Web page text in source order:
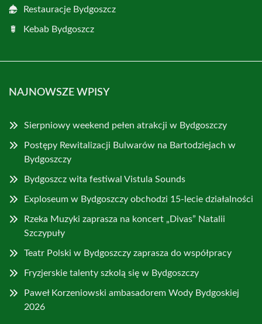
Restauracje Bydgoszcz
Kebab Bydgoszcz
NAJNOWSZE WPISY
Sierpniowy weekend pełen atrakcji w Bydgoszczy
Postępy Rewitalizacji Bulwarów na Bartodziejach w
Bydgoszczy
Bydgoszcz wita festiwal Vistula Sounds
Exploseum w Bydgoszczy obchodzi 15-lecie działalności
Rzeka Muzyki zaprasza na koncert „Divas” Natalii
Szczypuły
Teatr Polski w Bydgoszczy zaprasza do współpracy
Fryzjerskie talenty szkolą się w Bydgoszczy
Paweł Korzeniowski ambasadorem Wody Bydgoskiej
2026